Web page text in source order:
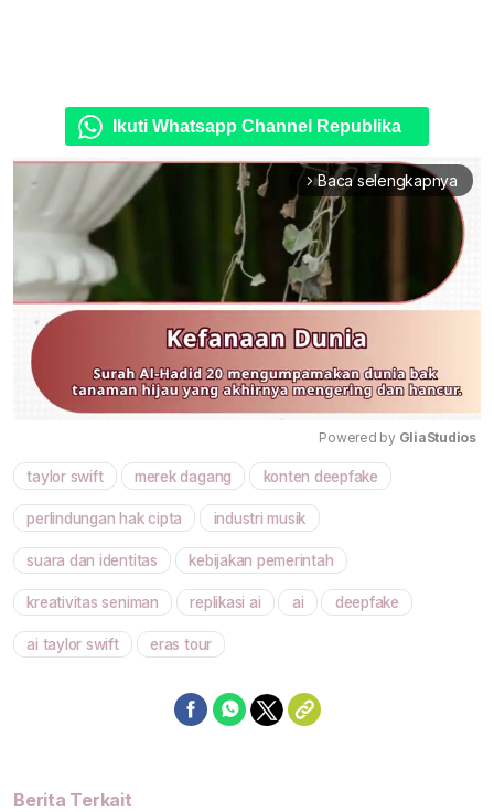
Ikuti Whatsapp Channel Republika
arrow_forward_ios Baca selengkapnya
Powered by GliaStudios
taylor swift merek dagang konten deepfake
perlindungan hak cipta industri musik
suara dan identitas kebijakan pemerintah
kreativitas seniman replikasi ai ai deepfake
ai taylor swift eras tour
Berita Terkait